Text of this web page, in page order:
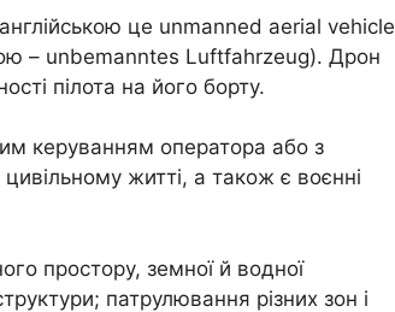
це unmanned aerial vehicle
– unbemanntes Luftfahrzeug). Дрон
пілота на його борту.
керуванням оператора або з
житті, а також є воєнні
простору, земної й водної
патрулювання різних зон і